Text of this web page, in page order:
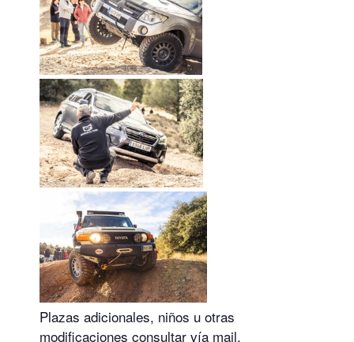
Plazas adicionales, niños u otras
modificaciones consultar vía mail.